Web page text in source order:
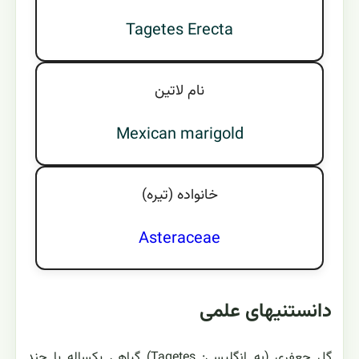
Tagetes Erecta
نام لاتين
Mexican marigold
خانواده (تيره)
Asteraceae
دانستنیهای علمی